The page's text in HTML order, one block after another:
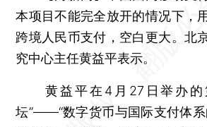
本项目不能完全放开的情况下，
跨境人民币支付，空白更大。北
究中心主任黄益平表示。
黄益平在4月27日举办的
坛”——“数字货币与国际支付体系